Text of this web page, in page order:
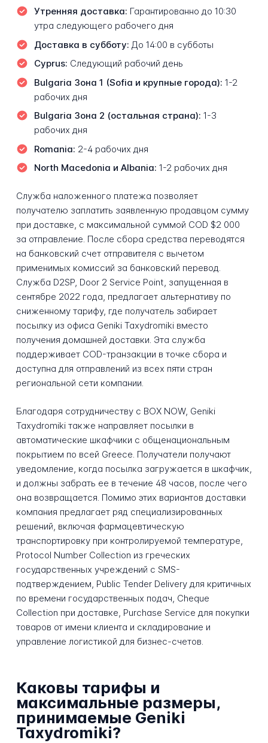
Утренняя доставка: Гарантированно до 10:30
утра следующего рабочего дня
Доставка в субботу: До 14:00 в субботы
Cyprus: Следующий рабочий день
Bulgaria Зона 1 (Sofia и крупные города): 1-2
рабочих дня
Bulgaria Зона 2 (остальная страна): 1-3
рабочих дня
Romania: 2-4 рабочих дня
North Macedonia и Albania: 1-2 рабочих дня
Служба наложенного платежа позволяет
получателю заплатить заявленную продавцом сумму
при доставке, с максимальной суммой COD $2 000
за отправление. После сбора средства переводятся
на банковский счет отправителя с вычетом
применимых комиссий за банковский перевод.
Служба D2SP, Door 2 Service Point, запущенная в
сентябре 2022 года, предлагает альтернативу по
сниженному тарифу, где получатель забирает
посылку из офиса Geniki Taxydromiki вместо
получения домашней доставки. Эта служба
поддерживает COD-транзакции в точке сбора и
доступна для отправлений из всех пяти стран
региональной сети компании.
Благодаря сотрудничеству с BOX NOW, Geniki
Taxydromiki также направляет посылки в
автоматические шкафчики с общенациональным
покрытием по всей Greece. Получатели получают
уведомление, когда посылка загружается в шкафчик,
и должны забрать ее в течение 48 часов, после чего
она возвращается. Помимо этих вариантов доставки
компания предлагает ряд специализированных
решений, включая фармацевтическую
транспортировку при контролируемой температуре,
Protocol Number Collection из греческих
государственных учреждений с SMS-
подтверждением, Public Tender Delivery для критичных
по времени государственных подач, Cheque
Collection при доставке, Purchase Service для покупки
товаров от имени клиента и складирование и
управление логистикой для бизнес-счетов.
Каковы тарифы и
максимальные размеры,
принимаемые Geniki
Taxydromiki?